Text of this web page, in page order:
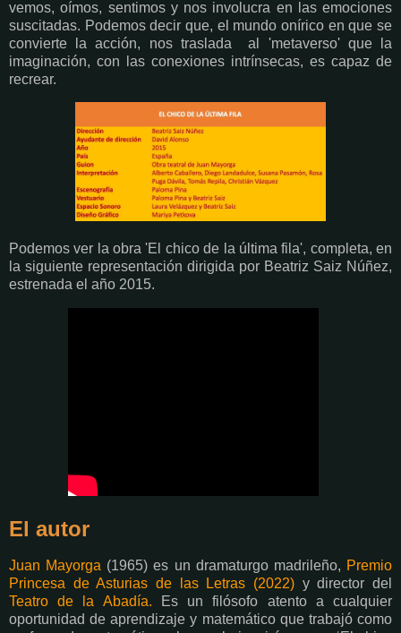
vemos, oímos, sentimos y nos involucra en las emociones
suscitadas. Podemos decir que, el mundo onírico en que se
convierte la acción, nos traslada al 'metaverso' que la
imaginación, con las conexiones intrínsecas, es capaz de
recrear.
Podemos ver la obra 'El chico de la última fila', completa, en
la siguiente representación dirigida por Beatriz Saiz Núñez,
estrenada el año 2015.
El autor
Juan Mayorga (1965) es un dramaturgo madrileño, Premio
Princesa de Asturias de las Letras (2022) y director del
Teatro de la Abadía. Es un filósofo atento a cualquier
oportunidad de aprendizaje y matemático que trabajó como